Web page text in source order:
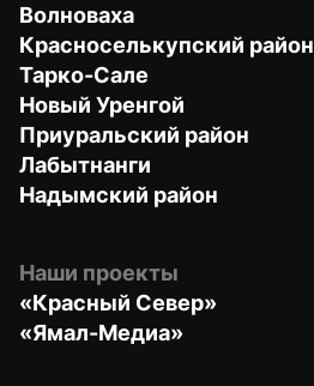
Волноваха
Красноселькупский район
Тарко-Сале
Новый Уренгой
Приуральский район
Лабытнанги
Надымский район
Наши проекты
«Красный Север»
«Ямал-Медиа»